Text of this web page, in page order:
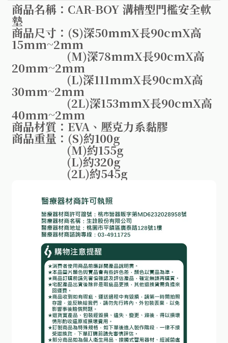
商品名稱：CAR-BOY 溝槽型門檻安全軟
墊
商品尺寸：(S)深50mmX長90cmX高
15mm~2mm
(M)深78mmX長90cmX高
20mm~2mm
(L)深111mmX長90cmX高
30mm~2mm
(2L)深153mmX長90cmX高
40mm~2mm
商品材質：EVA、壓克力系黏膠
商品重量：(S)約100g
(M)約155g
(L)約320g
(2L)約545g